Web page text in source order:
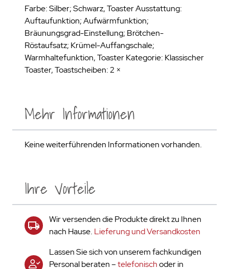
Farbe: Silber; Schwarz, Toaster Ausstattung:
Auftaufunktion; Aufwärmfunktion;
Bräunungsgrad-Einstellung; Brötchen-
Röstaufsatz; Krümel-Auffangschale;
Warmhaltefunktion, Toaster Kategorie: Klassischer
Toaster, Toastscheiben: 2 ×
Ihre Vorteile
Wir versenden die Produkte direkt zu Ihnen
nach Hause. Lieferung und Versandkosten
Lassen Sie sich von unserem fachkundigen
Personal beraten –telefonischoder in
Mehr Informationen
Keine weiterführenden Informationen vorhanden.